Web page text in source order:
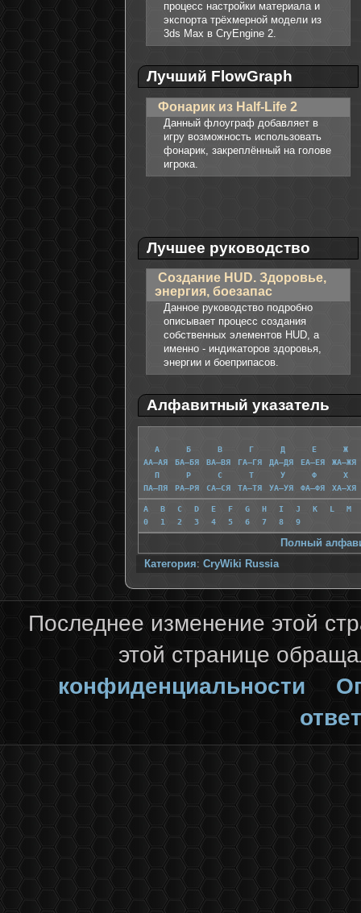
процесс настройки материала и
экспорта трёхмерной модели из
3ds Max в CryEngine 2.
Лучший FlowGraph
Фонарик из Half-Life 2
Данный флоуграф добавляет в
игру возможность использовать
фонарик, закреплённый на голове
игрока.
Лучшее руководство
Создание HUD. Здоровье,
энергия, боезапас
Данное руководство подробно
описывает процесс создания
собственных элементов HUD, а
именно - индикаторов здоровья,
энергии и боеприпасов.
Алфавитный указатель
А Б В Г Д Е
Ж
АА—АЯ
БА—БЯ ВА—ВЯ ГА—ГЯ ДА—ДЯ ЕА—ЕЯ
ЖА—ЖЯ
П
Р С Т У Ф
Х
ПА—ПЯ
РА—РЯ СА—СЯ ТА—ТЯ УА—УЯ ФА—ФЯ ХА—ХЯ
A B C D E F G H I J K L
M
0
1 2 3 4 5 6 7 8 9
Полный
Категория: CryWiki Russia
Последнее изменение этой
этой странице
конфиденциальности